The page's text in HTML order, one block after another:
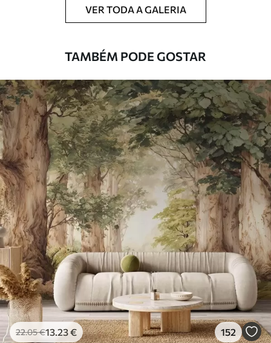
esponja macia. Murais de parede com
revestimento de verniz podem ser limpos
Aplicação perfeita
Materiais disponíveis
Standard
45 .0027.00€/m²
Premium
56 .6734.00€/m²
Vinil Premium
65.00 39.00 € /m²
Peel and Stick
81.6749.00€/m²
VER TODA A GALERIA
TAMBÉM PODE GOSTAR
22.05€13 .23€ 152